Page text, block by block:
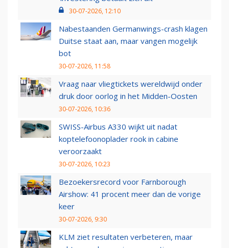
30-07-2026, 12:10
Nabestaanden Germanwings-crash klagen
Duitse staat aan, maar vangen mogelijk
bot
30-07-2026, 11:58
Vraag naar vliegtickets wereldwijd onder
druk door oorlog in het Midden-Oosten
30-07-2026, 10:36
SWISS-Airbus A330 wijkt uit nadat
koptelefoonoplader rook in cabine
veroorzaakt
30-07-2026, 10:23
Bezoekersrecord voor Farnborough
Airshow: 41 procent meer dan de vorige
keer
30-07-2026, 9:30
KLM ziet resultaten verbeteren, maar